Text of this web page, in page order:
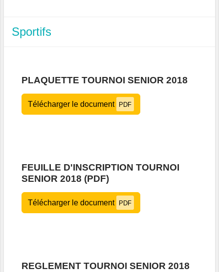
Sportifs
PLAQUETTE TOURNOI SENIOR 2018
Télécharger le document PDF
FEUILLE D'INSCRIPTION TOURNOI
SENIOR 2018 (PDF)
Télécharger le document PDF
REGLEMENT TOURNOI SENIOR 2018